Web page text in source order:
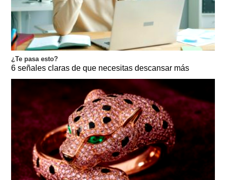
¿Te pasa esto?
6 señales claras de que necesitas descansar más